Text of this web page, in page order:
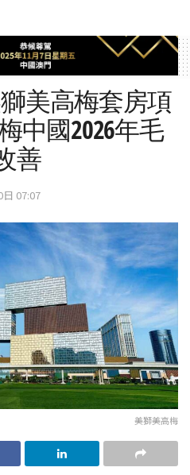
獅美高梅套房項
中國2026年毛
善
07:07
美獅美高梅